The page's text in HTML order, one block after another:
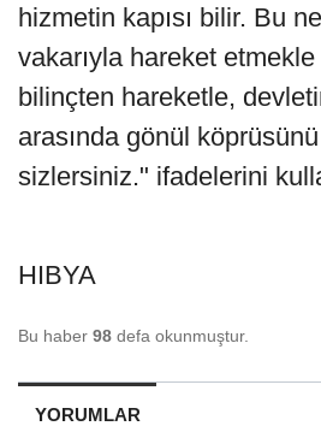
hizmetin kapısı bilir. Bu
vakarıyla hareket
bilinçten hareketle,
arasında gönül
sizlersiniz." ifadelerini
HIBYA
Bu haber 98 defa okunmuştur.
YORUMLAR